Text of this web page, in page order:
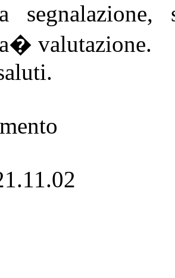
� valutazione.